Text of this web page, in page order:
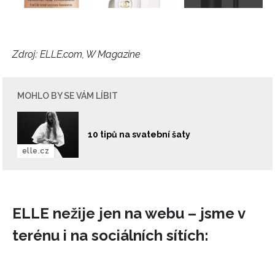
Zdroj: ELLE.com, W Magazine
MOHLO BY SE VÁM LÍBIT
10 tipů na svatební šaty
elle.cz
ELLE nežije jen na webu – jsme v
terénu i na sociálních sítích: